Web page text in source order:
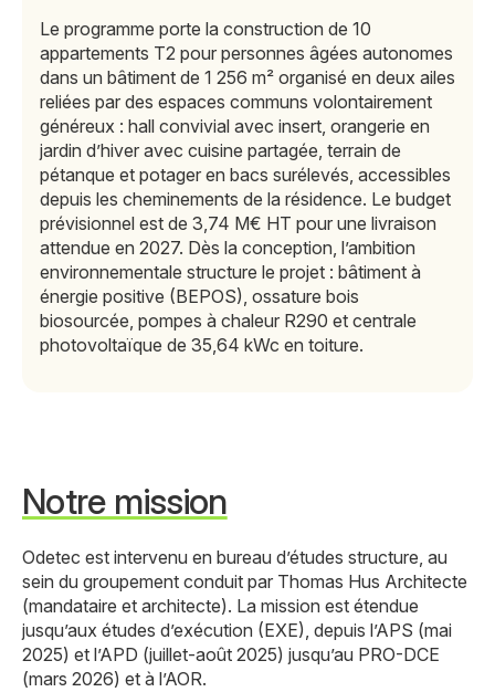
Le programme porte la construction de 10
appartements T2 pour personnes âgées autonomes
dans un bâtiment de 1 256 m² organisé en deux ailes
reliées par des espaces communs volontairement
généreux : hall convivial avec insert, orangerie en
jardin d’hiver avec cuisine partagée, terrain de
pétanque et potager en bacs surélevés, accessibles
depuis les cheminements de la résidence. Le budget
prévisionnel est de 3,74 M€ HT pour une livraison
attendue en 2027. Dès la conception, l’ambition
environnementale structure le projet : bâtiment à
énergie positive (BEPOS), ossature bois
biosourcée, pompes à chaleur R290 et centrale
photovoltaïque de 35,64 kWc en toiture.
Notre mission
Odetec est intervenu en bureau d’études structure, au
sein du groupement conduit par Thomas Hus Architecte
(mandataire et architecte). La mission est étendue
jusqu’aux études d’exécution (EXE), depuis l’APS (mai
2025) et l’APD (juillet-août 2025) jusqu’au PRO-DCE
(mars 2026) et à l’AOR.